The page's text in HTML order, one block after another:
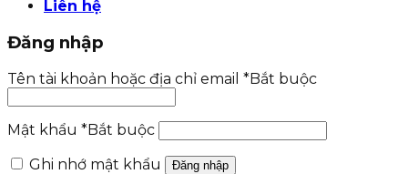
Liên hệ
Đăng nhập
Tên tài khoản hoặc địa chỉ email *Bắt buộc
Mật khẩu *Bắt buộc
Ghi nhớ mật khẩu
Đăng nhập